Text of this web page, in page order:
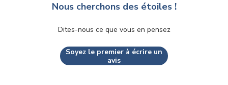
Nous cherchons des étoiles !
Dites-nous ce que vous en pensez
Soyez le premier à écrire un
avis